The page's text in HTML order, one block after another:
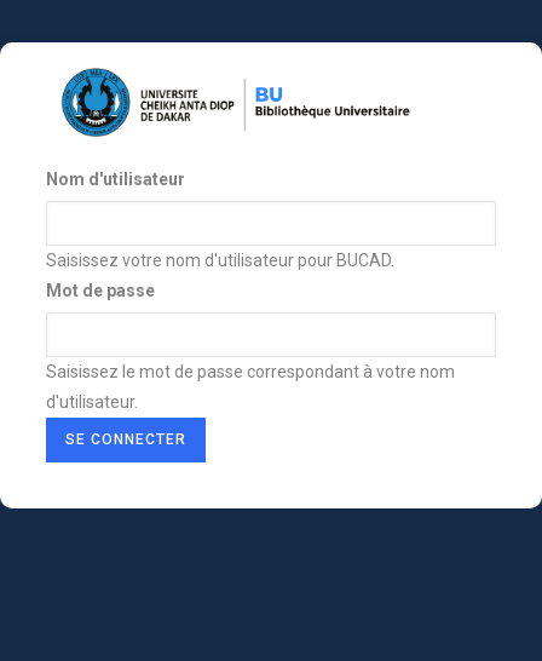
au
principal
Nom d'utilisateur
Saisissez votre nom d'utilisateur pour BUCAD.
Mot de passe
Saisissez le mot de passe correspondant à votre nom
d'utilisateur.